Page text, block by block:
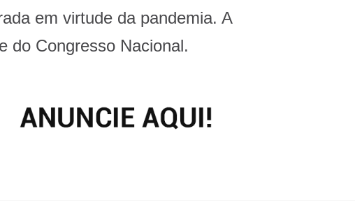
em virtude da pandemia. A
do Congresso Nacional.